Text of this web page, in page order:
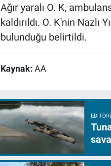
Ağır yaralı O. K,
kaldırıldı. O. K'nin
bulunduğu belirtildi.
Kaynak: AA